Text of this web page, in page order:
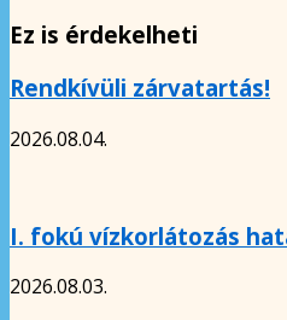
Ez is érdekelheti
Rendkívüli zárvatartás!
2026.08.04.
I. fokú vízkorlátozás
2026.08.03.